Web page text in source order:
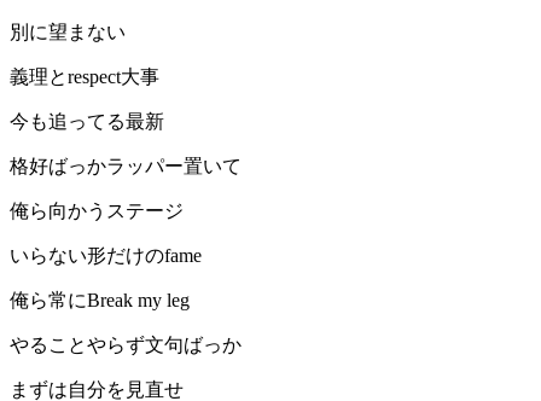
別に望まない
義理とrespect大事
今も追ってる最新
格好ばっかラッパー置いて
俺ら向かうステージ
いらない形だけのfame
俺ら常にBreak my leg
やることやらず文句ばっか
まずは自分を見直せ